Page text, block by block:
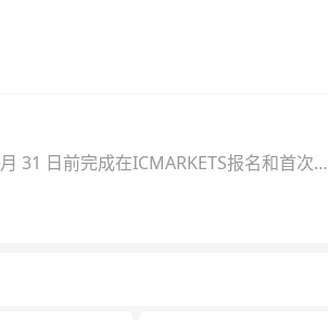
31 日前完成在ICMARKETS报名和首次入